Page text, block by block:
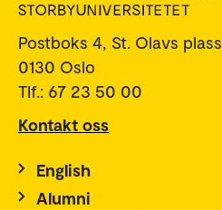
Postboks 4, St. Olavs plass
0130 Oslo
Tlf.: 67 23 50 00
Kontakt oss
English
Alumni